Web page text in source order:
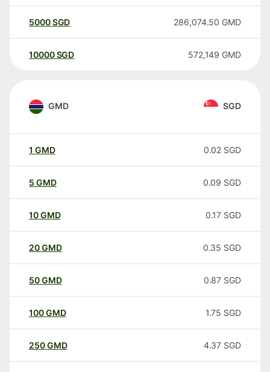
5000SGD 286,074.50 GMD
10000 SGD 572,149 GMD
GMD SGD
1 GMD 0.02 SGD
5 GMD 0.09 SGD
10GMD 0.17 SGD
20GMD 0.35 SGD
50GMD 0.87 SGD
100GMD 1.75 SGD
250GMD 4.37 SGD